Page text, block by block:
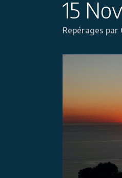
15 Nov
Repérages par